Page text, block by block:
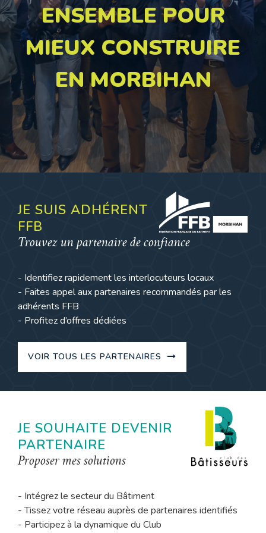
ENSEMBLE POUR
MIEUX CONSTRUIRE
EN MORBIHAN
JE SUIS ADHÉRENT
FFB
Trouvez un partenaire de confiance
- Identifiez rapidement les interlocuteurs locaux
- Faites appel aux partenaires recommandés par les
adhérents FFB
- Profitez d’offres dédiées
VOIR TOUS LES PARTENAIRES
JE SOUHAITE DEVENIR
PARTENAIRE
Proposer mes solutions
- Intégrez le secteur du Bâtiment
- Tissez votre réseau auprès de partenaires identifiés
- Participez à la dynamique du Club